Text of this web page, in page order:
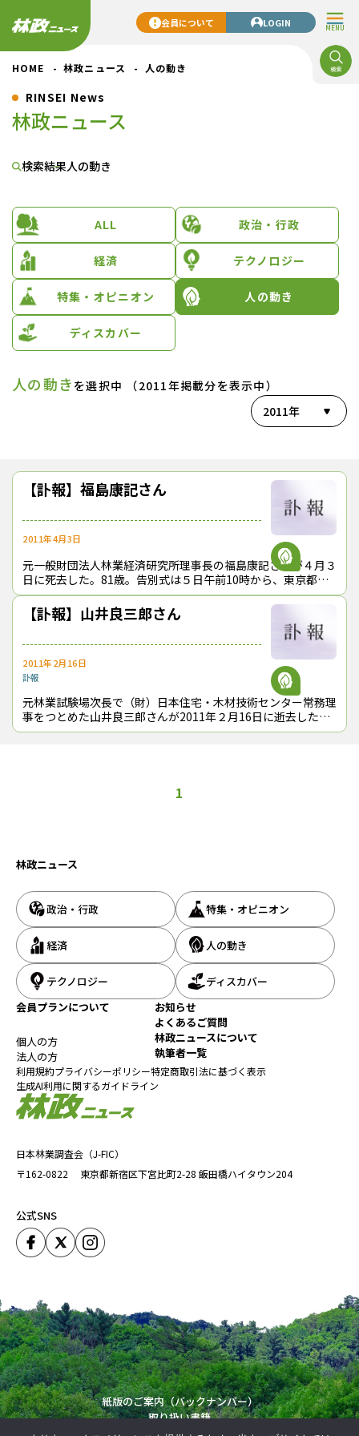
MENU
会員について LOGIN
HOME 林政ニュース 人の動き
RINSEI News
林政ニュース
検索結果人の動き
ALL 政治・行政
経済 テクノロジー
特集・オピニオン 人の動き
ディスカバー
人の動き を選択中 （2011年掲載分を表示中）
2011年
【訃報】福島康記さん
2011年4月3日
元一般財団法人林業経済研究所理事長の福島康記さんが４月３
日に死去した。81歳。告別式は５日午前10時から、東京都杉
並区和泉2-8-6の公益社明大前会館（☎03-5355-3801）で執
【訃報】山井良三郎さん
2011年2月16日
訃報
元林業試験場次長で（財）日本住宅・木材技術センター常務理
事をつとめた山井良三郎さんが2011年２月16日に逝去した。
87歳。告別式は18日午前11時から、新潟県長岡市今朝白2-9-
1
日本林業調査会（J-FIC）
〒162-0822
東京都新宿区下宮比町2-28 飯田橋ハイタウン204
公式SNS
林政ニュース
政治・行政 特集・オピニオン
経済 人の動き
テクノロジー
ディスカバー
会員プランについて
個人の方
法人の方
お知らせ
よくあるご質問
林政ニュースについて
執筆者一覧
利用規約プライバシーポリシー特定商取引法に基づく表示
生成AI利用に関するガイドライン
紙版のご案内（バックナンバー）
取り扱い書籍